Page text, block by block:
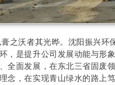
之沃者其光晔。沈阳振兴
，是提升公司发展动能与形
全面发展，在东北三省固废
念，在实现青山绿水的路上